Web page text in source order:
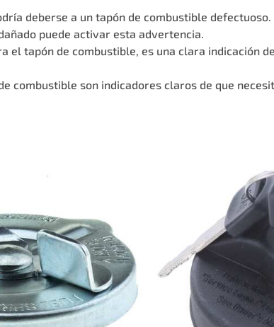
deberse a un tapón de combustible
puede activar esta advertencia.
tapón de combustible, es una clara indicación
combustible son indicadores claros de que